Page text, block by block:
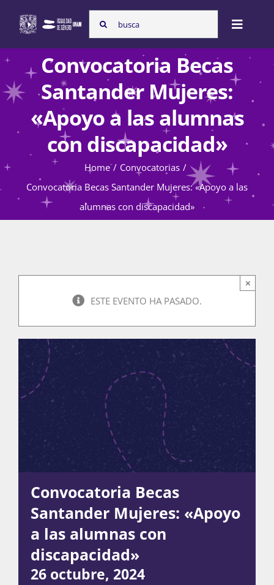
content
Search
for:
Toggle
Inicio
Nosotras
Programas
Atención de la violencia de género
La Boletina
Recursos
Súmate
Publicaciones
Convocatoria Becas
Santander Mujeres:
«Apoyo a las alumnas
con discapacidad»
Home
Convocatorias
Convocatoria Becas Santander Mujeres: «Apoyo a las
alumnas con discapacidad»
ESTE EVENTO HA PASADO.
×
Convocatoria Becas
Santander Mujeres: «Apoyo
a las alumnas con
discapacidad»
26 octubre, 2024